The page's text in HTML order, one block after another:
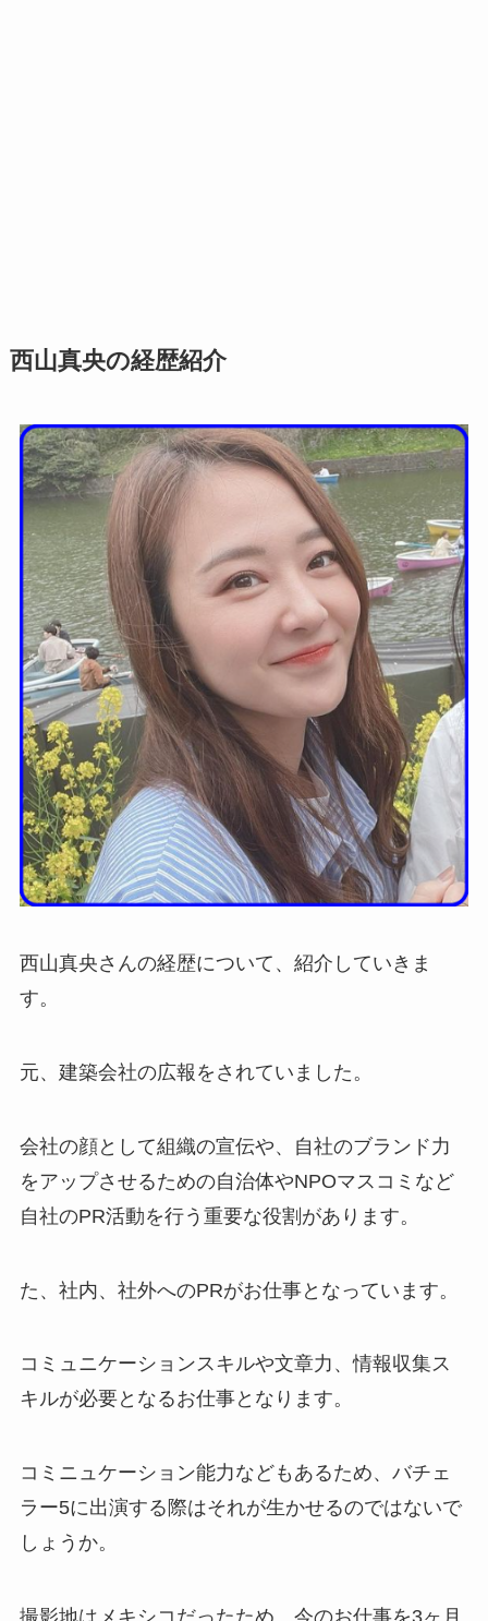
西山真央の経歴紹介
西山真央さんの経歴について、紹介していきま
す。
元、建築会社の広報をされていました。
会社の顔として組織の宣伝や、自社のブランド力
をアップさせるための自治体やNPOマスコミなど
自社のPR活動を行う重要な役割があります。
た、社内、社外へのPRがお仕事となっています。
コミュニケーションスキルや文章力、情報収集ス
キルが必要となるお仕事となります。
コミニュケーション能力などもあるため、バチェ
ラー5に出演する際はそれが生かせるのではないで
しょうか。